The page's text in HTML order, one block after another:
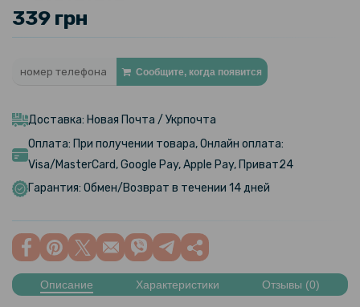
339 грн
Сообщите, когда появится
Доставка: Новая Почта / Укрпочта
Оплата: При получении товара, Онлайн оплата:
Visa/MasterCard, Google Pay, Apple Pay, Приват24
Гарантия: Обмен/Возврат в течении 14 дней
Описание Характеристики Отзывы (0)